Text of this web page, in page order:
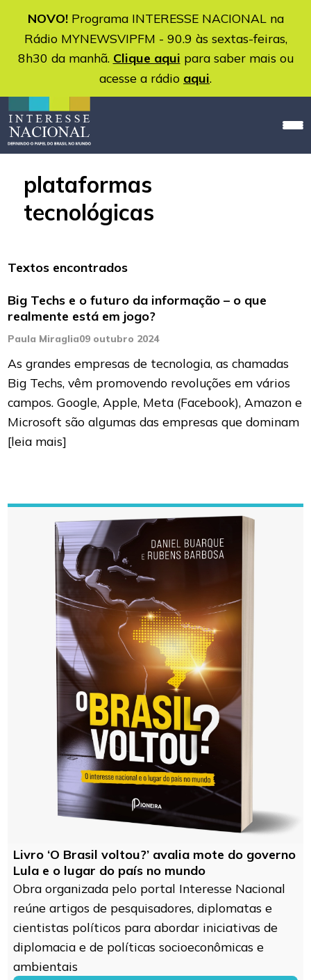
NOVO!Programa INTERESSE NACIONAL na
Rádio MYNEWSVIPFM - 90.9 às sextas-feiras,
8h30 da manhã. Clique aqui para saber mais ou
acesse a rádio aqui.
plataformas
tecnológicas
Textos encontrados
Big Techs e o futuro da informação – o que
realmente está em jogo?
Paula Miraglia09 outubro 2024
As grandes empresas de tecnologia, as chamadas
Big Techs, vêm promovendo revoluções em vários
campos. Google, Apple, Meta (Facebook), Amazon e
Microsoft são algumas das empresas que dominam
[leia mais]
Livro ‘O Brasil voltou?’ avalia mote do governo
Lula e o lugar do país no mundo
Obra organizada pelo portal Interesse Nacional
reúne artigos de pesquisadores, diplomatas e
cientistas políticos para abordar iniciativas de
diplomacia e de políticas socioeconômicas e
ambientais